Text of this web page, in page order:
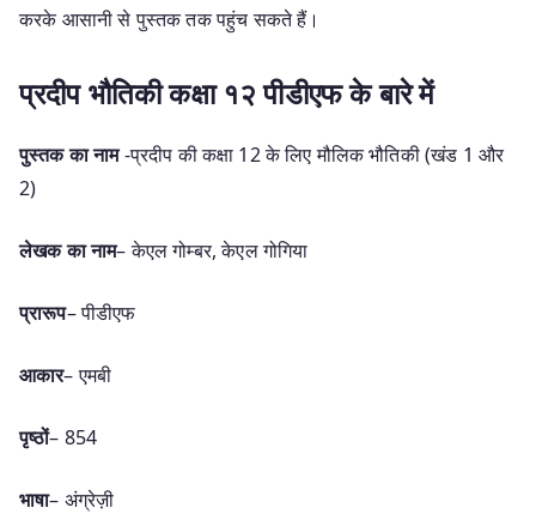
करके आसानी से पुस्तक तक पहुंच सकते हैं।
प्रदीप भौतिकी कक्षा १२ पीडीएफ के बारे में
पुस्तक का नाम-प्रदीप की कक्षा 12 के लिए मौलिक भौतिकी (खंड 1 और
2)
लेखक का नाम– केएल गोम्बर, केएल गोगिया
प्रारूप– पीडीएफ
आकार– एमबी
पृष्ठों– 854
भाषा– अंग्रेज़ी